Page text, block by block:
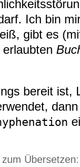
Ich bin
gibt es
erlaubten
bereit ist,
Übersetzen: